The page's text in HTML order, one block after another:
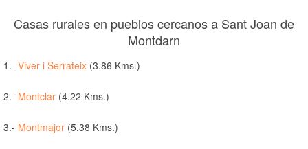
Casas rurales en pueblos cercanos a Sant Joan de
Montdarn
1.- Viver i Serrateix (3.86 Kms.)
2.- Montclar (4.22 Kms.)
3.- Montmajor (5.38 Kms.)